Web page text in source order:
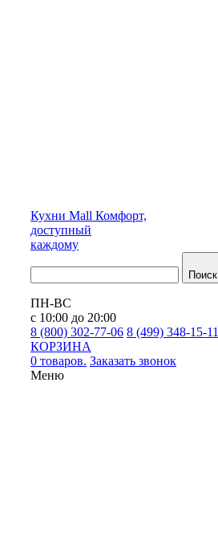
Кухни Mall Комфорт,
доступный
каждому
Поиск
ПН-ВС
с 10:00 до 20:00
8 (800) 302-77-06 8 (499) 348-15-11
КОРЗИНА
0 товаров. Заказать звонок
Меню